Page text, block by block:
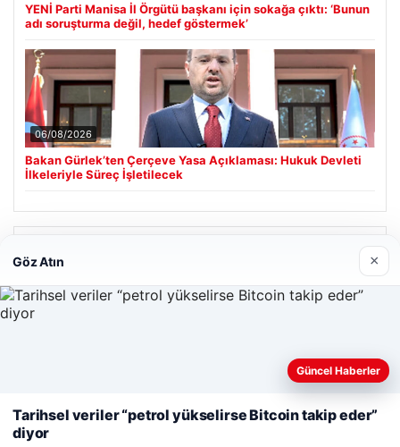
YENİ Parti Manisa İl Örgütü başkanı için sokağa çıktı: ‘Bunun
adı soruşturma değil, hedef göstermek’
06/08/2026
Bakan Gürlek’ten Çerçeve Yasa Açıklaması: Hukuk Devleti
İlkeleriyle Süreç İşletilecek
Enes Kaplan Avukatlık Bürosu
28/04/2026
Web sitemizi nasıl kullandığınızı daha iyi anlayabilmek,
kullanıyoruz.Çerez Politikamız
Göz Atın ×
Güncel Haberler
Tarihsel veriler “petrol yükselirse Bitcoin takip eder”
diyor